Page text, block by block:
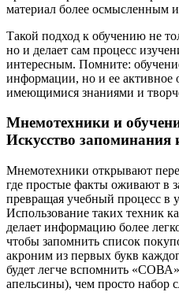
материал более осмысленным
Такой подход к обучению не
но и делает сам процесс
интересным. Помните:
информации, но и ее активное
имеющимися знаниями и
Мнемотехники и
Искусство запоминания
Мнемотехники открывают
где простые факты оживают в
превращая учебный процесс в
Использование таких техник
делает информацию более
чтобы запомнить список
акроним из первых букв
будет легче вспомнить
апельсины), чем просто набор